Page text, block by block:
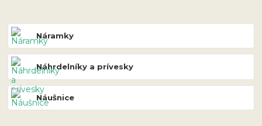
Náramky
Náhrdelníky a prívesky
Náušnice